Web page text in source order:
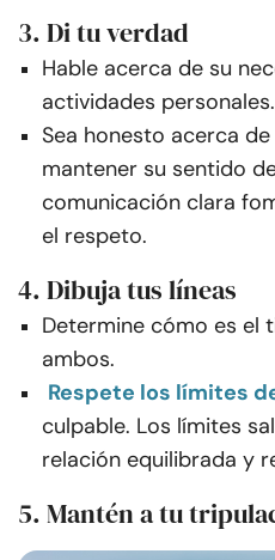
3. Di tu verdad
Hable acerca de su
actividades personales.
Sea honesto acerca
mantener su sentido
comunicación clara
el respeto.
4. Dibuja tus líneas
Determine cómo es el
ambos.
Respete los límites
culpable. Los límites
relación equilibrada y
5. Mantén a tu